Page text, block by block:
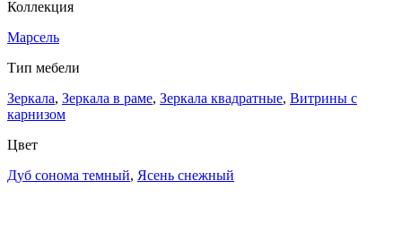
Коллекция
Марсель
Тип мебели
Зеркала, Зеркала в раме, Зеркала квадратные, Витрины с
карнизом
Цвет
Дуб сонома темный, Ясень снежный